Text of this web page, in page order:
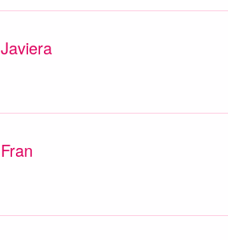
Javiera
Fran